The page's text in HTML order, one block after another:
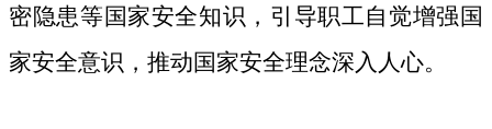
密隐患等国家安全知识，引导职工自觉增强国
家安全意识，推动国家安全理念深入人心。